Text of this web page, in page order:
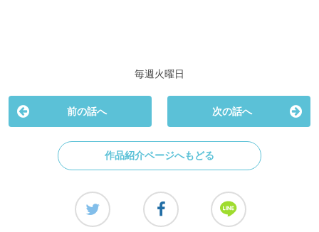
毎週火曜日
前の話へ 次の話へ
作品紹介ページへもどる